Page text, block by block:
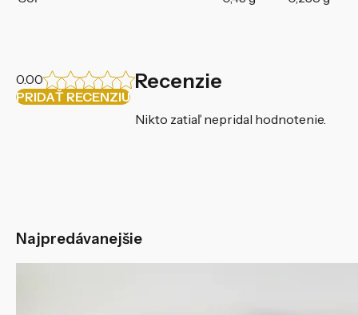
0.00
PRIDAŤ RECENZIU
Recenzie
Nikto zatiaľ nepridal hodnotenie.
Najpredávanejšie